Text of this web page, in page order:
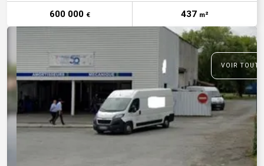
600 000 € 437 m²
VOIR